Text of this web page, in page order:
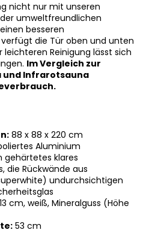
nicht nur mit unseren
umweltfreundlichen
besseren
die Tür oben und unten
leichteren Reinigung lässt sich
Im Vergleich zur
und Infrarotsauna
88 x 88 x 220 cm
Aluminium
gehärtetes klares
die Rückwände aus
undurchsichtigen
13 cm, weiß, Mineralguss (Höhe
53 cm